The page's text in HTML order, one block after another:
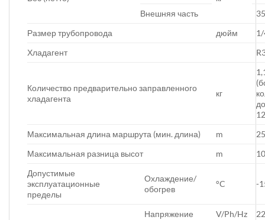
Внешняя часть
Размер трубопровода
дюйм
1/
Хладагент
Количество предварительно заправленного
хладагента
кг
Максимальная длина маршрута (мин. длина)
m
Максимальная разница высот
m
Допустимые
эксплуатационные
пределы
Охлаждение/
обогрев
°C -
Напряжение V/Ph/Hz